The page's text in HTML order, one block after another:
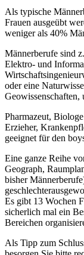
Als typische
Frauen ausgeübt
weniger als 40%
Männerberufe sind
Elektro- und
oder eine
Pharmazeut,
Erzieher,
geeignet für den
Eine ganze Reihe
Geograph,
bisher
Es gibt 13 Wochen
sicherlich mal ein
Bereichen
Als Tipp zum